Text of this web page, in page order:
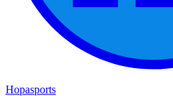
Hopasports